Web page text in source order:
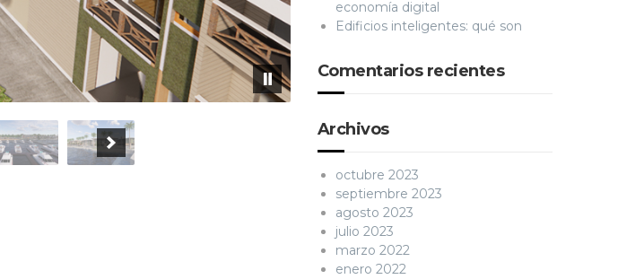
economía digital
Edificios inteligentes: qué son
Comentarios recientes
Archivos
octubre 2023
septiembre 2023
agosto 2023
julio 2023
marzo 2022
enero 2022